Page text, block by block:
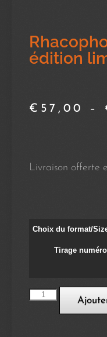
édition
€ 57,00 –
Livraison offerte
Choix du format/
Tirage